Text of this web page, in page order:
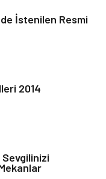
Kültür
İstenilen Resmi
2014